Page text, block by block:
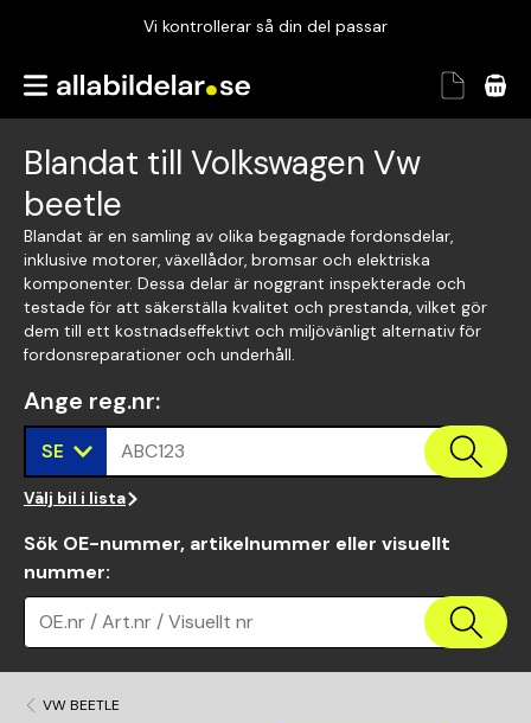
Vi kontrollerar så din del passar
Garanterad passform
Vi kontrollerar så din del passar
Blandat till Volkswagen Vw
beetle
Blandat är en samling av olika begagnade fordonsdelar,
inklusive motorer, växellådor, bromsar och elektriska
komponenter. Dessa delar är noggrant inspekterade och
testade för att säkerställa kvalitet och prestanda, vilket gör
dem till ett kostnadseffektivt och miljövänligt alternativ för
fordonsreparationer och underhåll.
Ange reg.nr:
SE ABC123
Välj bil i lista
Sök OE-nummer, artikelnummer eller visuellt
nummer:
OE.nr / Art.nr / Visuellt nr
VW BEETLE